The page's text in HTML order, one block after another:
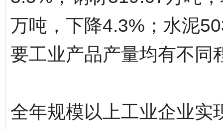
万吨，下降4.3%；水泥
要工业产品产量均有不同
全年规模以上工业企业实